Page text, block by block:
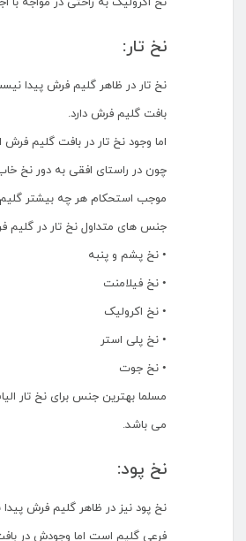
نخ تار:
نخ تار در ظاهر گلیم فرش پیدا
بافت گلیم فرش دارد.
اما وجود نخ تار در بافت گلیم فرش
چون در راستای افقی به دور نخ
موجب استحکام هر چه بیشتر
جنس های متداول نخ تار در گلیم
• نخ پشم و پنبه
• نخ فیلامنت
• نخ اکرولیک
• نخ پلی استر
• نخ جوت
مسلما بهترین جنس برای نخ تار
می باشد.
نخ پود:
نخ پود نیز در ظاهر گلیم فرش
فرعی گلیم است اما وجودش در